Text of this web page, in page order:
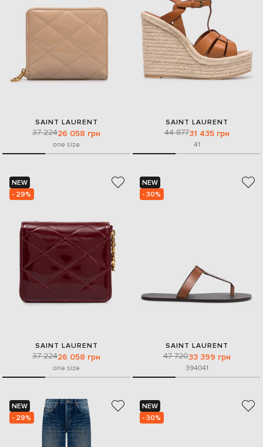
SAINT LAURENT
37 22426 058 грн
one size
SAINT LAURENT
44 87731 435 грн
41
NEW
- 29%
SAINT LAURENT
37 22426 058 грн
one size
NEW
- 30%
SAINT LAURENT
47 72033 399 грн
394041
NEW
- 29%
NEW
- 30%